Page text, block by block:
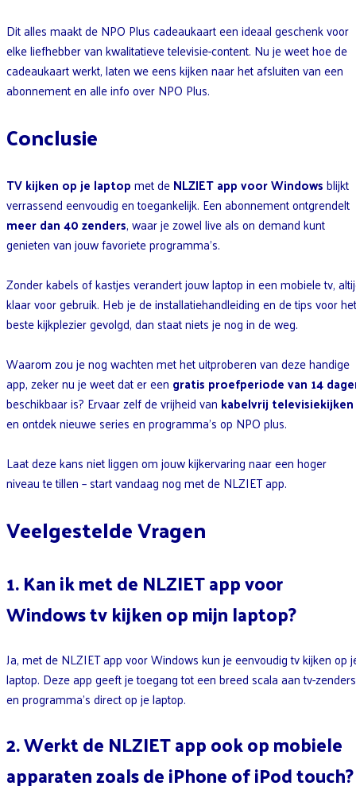
Dit alles maakt de NPO Plus cadeaukaart een ideaal geschenk voor
elke liefhebber van kwalitatieve televisie-content. Nu je weet hoe de
cadeaukaart werkt, laten we eens kijken naar het afsluiten van een
abonnement en alle info over NPO Plus.
Conclusie
TV kijken op je laptopmet deNLZIET app voor Windowsblijkt
verrassend eenvoudig en toegankelijk. Een abonnement ontgrendelt
meer dan 40 zenders, waar je zowel live als on demand kunt
genieten van jouw favoriete programma’s.
Zonder kabels of kastjes verandert jouw laptop in een mobiele tv,
klaar voor gebruik. Heb je de installatiehandleiding en de tips voor het
beste kijkplezier gevolgd, dan staat niets je nog in de weg.
Waarom zou je nog wachten met het uitproberen van deze handige
app, zeker nu je weet dat er een gratis proefperiode van 14
beschikbaar is? Ervaar zelf de vrijheid van kabelvrij televisiekijken
en ontdek nieuwe series en programma’s op NPO plus.
Laat deze kans niet liggen om jouw kijkervaring naar een hoger
niveau te tillen – start vandaag nog met de NLZIET app.
Veelgestelde Vragen
1. Kan ik met de NLZIET app voor
Windows tv kijken op mijn laptop?
Ja, met de NLZIET app voor Windows kun je eenvoudig tv kijken op
laptop. Deze app geeft je toegang tot een breed scala aan tv-zenders
en programma’s direct op je laptop.
2. Werkt de NLZIET app ook op mobiele
apparaten zoals de iPhone of iPod touch?